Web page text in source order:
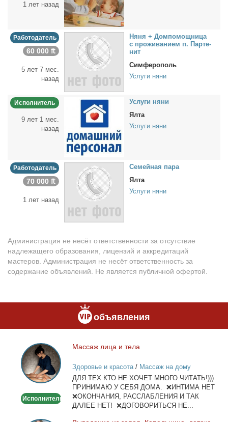
1 лет назад
Работодатель
60 000 ₶
5 лет 7 мес.
назад
Ня­ня + Дом­по­мощ­ни­ца
с про­жи­ва­ни­ем п. Пар­те­
нит
Симферополь
Услуги няни
Исполнитель
9 лет 1 мес.
назад
Услу­ги ня­ни
Ялта
Услуги няни
Работодатель
70 000 ₶
1 лет назад
Се­мей­ная па­ра
Ялта
Услуги няни
Администрация не несёт ответственности за отсутствие
надлежащего образования, лицензий и аккредитаций
мастеров. Администрация не несёт ответственность за
содержание объявлений. Не является публичной офертой.
объявления
Массаж
лица
и
тела
Исполнитель
Мас­саж ли­ца и те­ла
Здоровье и красота/ Массаж на дому
ДЛЯ ТЕХ КТО НЕ ХОЧЕТ МНОГО ЧИТАТЬ!)))
ПРИНИМАЮ У СЕБЯ ДОМА. ❌ИНТИМА НЕТ
❌ОКОНЧАНИЯ, РАССЛАБЛЕНИЯ И ТАК
ДАЛЕЕ НЕТ! ❌ДОГОВОРИТЬСЯ НЕ...